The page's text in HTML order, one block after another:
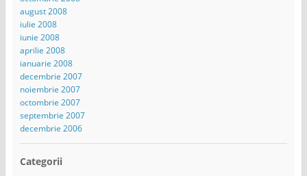
august 2008
iulie 2008
iunie 2008
aprilie 2008
ianuarie 2008
decembrie 2007
noiembrie 2007
octombrie 2007
septembrie 2007
decembrie 2006
Categorii